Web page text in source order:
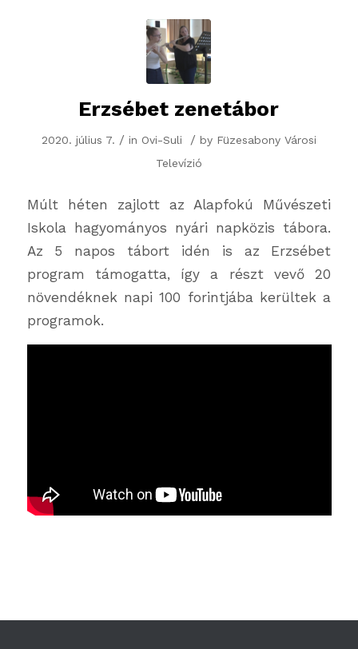
Erzsébet zenetábor
2020. július 7. / in Ovi-Suli / by Füzesabony Városi
Televízió
Múlt héten zajlott az Alapfokú Művészeti
Iskola hagyományos nyári napközis tábora.
Az 5 napos tábort idén is az Erzsébet
program támogatta, így a részt vevő 20
növendéknek napi 100 forintjába kerültek a
programok.